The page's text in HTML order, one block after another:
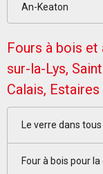
An-Keaton
Fours à bois
sur-la-Lys,
Calais, Estaires
Le verre dans
Four à bois pour